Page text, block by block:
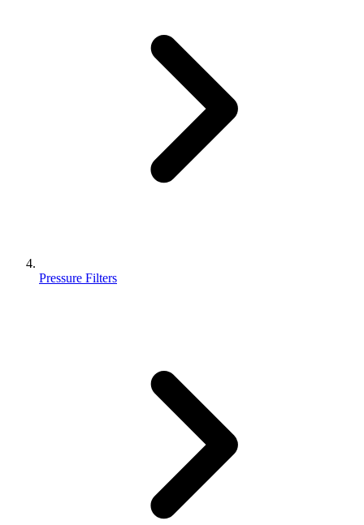
Pressure Filters